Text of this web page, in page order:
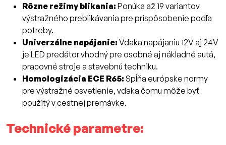
Rôzne režimy blikania: Ponúka až 19 variantov
výstražného preblikávania pre prispôsobenie podľa
potreby.
Univerzálne napájanie: Vďaka napájaniu 12V aj 24V
je LED predátor vhodný pre osobné aj nákladné autá,
pracovné stroje a stavebnú techniku.
Homologizácia ECE R65: Spĺňa európske normy
pre výstražné osvetlenie, vďaka čomu môže byť
použitý v cestnej premávke.
Technické parametre: